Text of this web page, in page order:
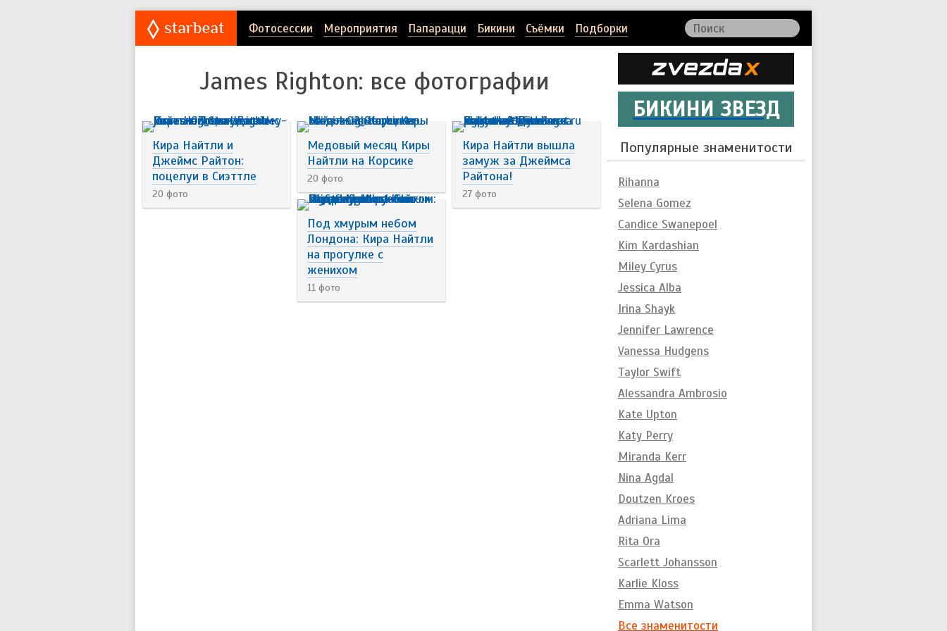
Фотосессии Мероприятия Папарацци Бикини Съёмки Подборки
James Righton: все фотографии
Кира Найтли и
Джеймс Райтон:
поцелуи в Сиэттле
20 фото
Медовый месяц Киры
Найтли на Корсике
20 фото
Кира Найтли вышла
замуж за Джеймса
Райтона!
27 фото
Под хмурым небом
Лондона: Кира Найтли
на прогулке с
женихом
11 фото
БИКИНИ ЗВЕЗД
Популярные знаменитости
Rihanna
Selena Gomez
Candice Swanepoel
Kim Kardashian
Miley Cyrus
Jessica Alba
Irina Shayk
Jennifer Lawrence
Vanessa Hudgens
Taylor Swift
Alessandra Ambrosio
Kate Upton
Katy Perry
Miranda Kerr
Nina Agdal
Doutzen Kroes
Adriana Lima
Rita Ora
Scarlett Johansson
Karlie Kloss
Emma Watson
Все знаменитости